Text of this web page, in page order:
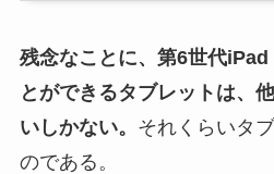
残念なことに、第6世代iPad
とができるタブレットは、
いしかない。 それくらいタ
のである。